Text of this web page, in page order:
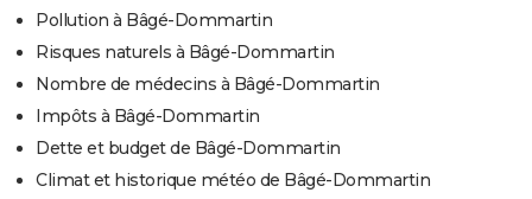
Pollution à Bâgé-Dommartin
Risques naturels à Bâgé-Dommartin
Nombre de médecins à Bâgé-Dommartin
Impôts à Bâgé-Dommartin
Dette et budget de Bâgé-Dommartin
Climat et historique météo de Bâgé-Dommartin